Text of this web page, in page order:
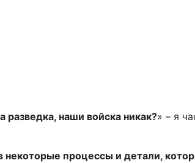
разведка, наши войска никак?» – я
некоторые процессы и детали,